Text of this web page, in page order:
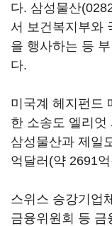
다. 삼성물산
서 보건복지부와
을 행사하는 등
다.
미국계 헤지펀드
한 소송도 엘리엇
삼성물산과 제일
억달러(약 2691
스위스 승강기업
금융위원회 등 금